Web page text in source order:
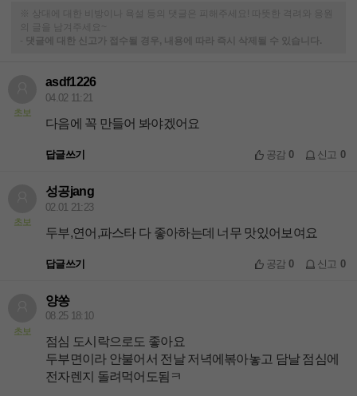
※ 상대에 대한 비방이나 욕설 등의 댓글은 피해주세요! 따뜻한 격려와 응원
-
댓글에 대한 신고가 접수될 경우, 내용에 따라 즉시 삭제될 수 있습니다.
초보
asdf1226
04.02 11:21
다음에 꼭 만들어 봐야겠어요
답글쓰기 공감0 신고 0
초보
성공jang
02.01 21:23
두부,연어,파스타 다 좋아하는데 너무 맛있어보여요
답글쓰기 공감0 신고 0
초보
양쏭
08.25 18:10
점심 도시락으로도 좋아요
두부면이라 안불어서 전날 저녁에볶아놓고 담날 점심에
전자렌지 돌려먹어도됨ㅋ